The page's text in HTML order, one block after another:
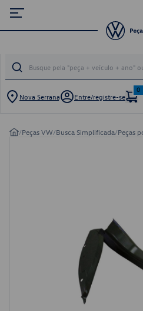
Nova Serrana Entre/registre-se
0
/Peças VW/Busca Simplificada/Peças